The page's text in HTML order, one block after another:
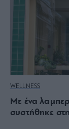
WELLNESS
Με ένα
συστήθηκε